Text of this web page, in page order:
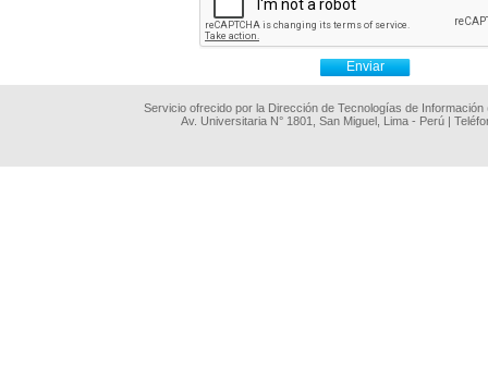
Servicio ofrecido por la Dirección de Tecnologías de
Av. Universitaria N° 1801, San Miguel, Lima - Perú |